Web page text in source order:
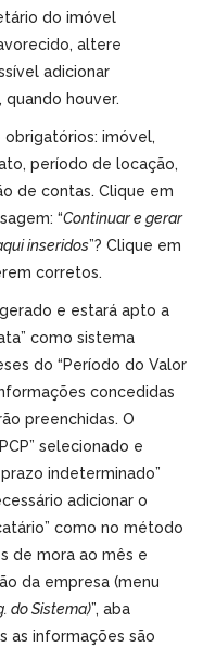
do imóvel
altere
adicionar
houver.
obrigatórios: imóvel,
período de locação,
de contas. Clique em
“Continuar e gerar
inseridos”? Clique em
corretos.
e estará apto a
como sistema
do “Período do Valor
concedidas
preenchidas. O
selecionado e
indeterminado”
adicionar o
como no método
de mora ao mês e
da empresa (menu
do Sistema)”, aba
as informações são